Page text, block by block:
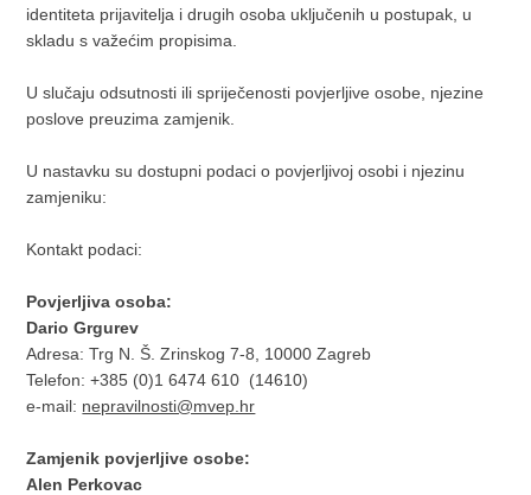
identiteta prijavitelja i drugih osoba uključenih u postupak, u
skladu s važećim propisima.
U slučaju odsutnosti ili spriječenosti povjerljive osobe, njezine
poslove preuzima zamjenik.
U nastavku su dostupni podaci o povjerljivoj osobi i njezinu
zamjeniku:
Kontakt podaci:
Povjerljiva osoba:
Dario Grgurev
Adresa: Trg N. Š. Zrinskog 7-8, 10000 Zagreb
Telefon: +385 (0)1 6474 610 (14610)
e-mail: nepravilnosti@mvep.hr
Zamjenik povjerljive osobe:
Alen Perkovac